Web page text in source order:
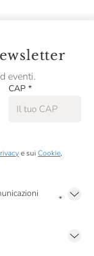
eventi.
CAP *
e sui Cookie,
*